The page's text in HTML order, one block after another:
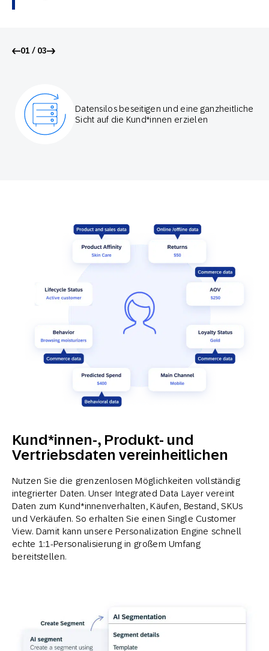
01 / 03
Datensilos beseitigen und eine ganzheitliche
Sicht auf die Kund*innen erzielen
Kund*innen-, Produkt- und
Vertriebsdaten vereinheitlichen
Nutzen Sie die grenzenlosen Möglichkeiten vollständig
integrierter Daten. Unser Integrated Data Layer vereint
Daten zum Kund*innenverhalten, Käufen, Bestand, SKUs
und Verkäufen. So erhalten Sie einen Single Customer
View. Damit kann unsere Personalization Engine schnell
echte 1:1-Personalisierung in großem Umfang
bereitstellen.